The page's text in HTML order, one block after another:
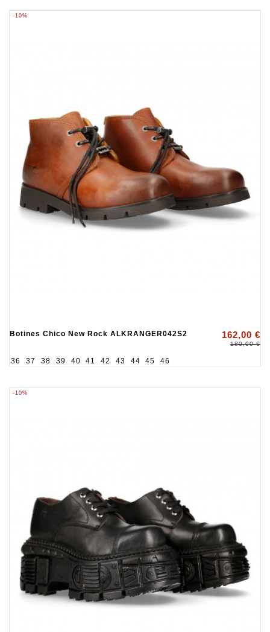
-10%
Botines Chico New Rock ALKRANGER042S2 162,00 €
180,00 €
36 37 38 39 40 41 42 43 44 45 46
-10%